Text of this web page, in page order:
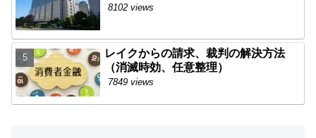
8102 views
レイクからの請求、裁判の解決方法
（消滅時効、任意整理）
7849 views